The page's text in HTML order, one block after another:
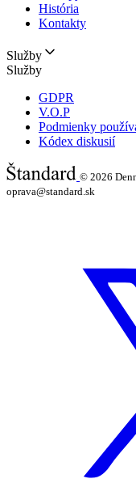
História
Kontakty
Služby
Služby
GDPR
V.O.P
Podmienky
Kódex diskusií
© 2026
oprava@standard.sk